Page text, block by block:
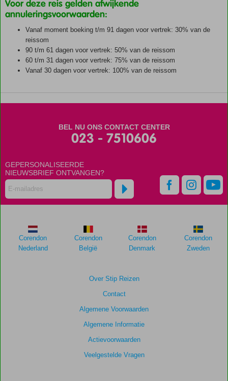
Voor deze reis gelden afwijkende
annuleringsvoorwaarden:
Vanaf moment boeking t/m 91 dagen voor vertrek: 30% van de
reissom
90 t/m 61 dagen voor vertrek: 50% van de reissom
60 t/m 31 dagen voor vertrek: 75% van de reissom
Vanaf 30 dagen voor vertrek: 100% van de reissom
hun
verblijf
in
Cruise
Scores
die
BEL NU ONS CONTACT CENTER
023 - 7510606
GEPERSONALISEERDE
NIEUWSBRIEF ONTVANGEN?
Over Stip Reizen
Contact
Algemene Voorwaarden
Algemene Informatie
Actievoorwaarden
Veelgestelde Vragen
Corendon
Nederland
Corendon
België
Corendon
Denmark
Corendon
Zweden